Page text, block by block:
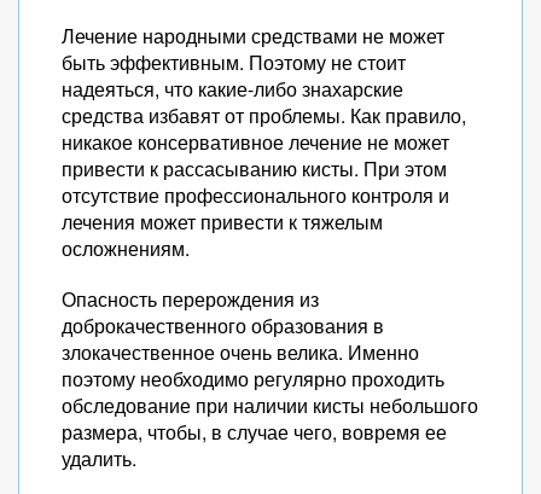
Лечение народными средствами не может
быть эффективным. Поэтому не стоит
надеяться, что какие-либо знахарские
средства избавят от проблемы. Как правило,
никакое консервативное лечение не может
привести к рассасыванию кисты. При этом
отсутствие профессионального контроля и
лечения может привести к тяжелым
осложнениям.
Опасность перерождения из
доброкачественного образования в
злокачественное очень велика. Именно
поэтому необходимо регулярно проходить
обследование при наличии кисты небольшого
размера, чтобы, в случае чего, вовремя ее
удалить.